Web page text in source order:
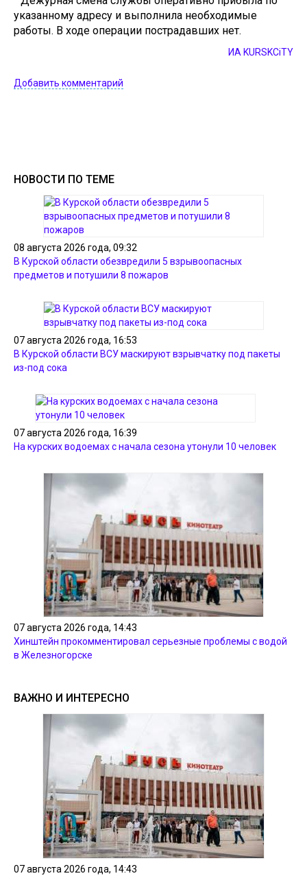
указанному адресу и выполнила необходимые
работы. В ходе операции пострадавших нет.
ИА KURSKCiTY
Добавить комментарий
НОВОСТИ ПО ТЕМЕ
08 августа 2026 года, 09:32
В Курской области обезвредили 5 взрывоопасных
предметов и потушили 8 пожаров
07 августа 2026 года, 16:53
В Курской области ВСУ маскируют взрывчатку под пакеты
из-под сока
07 августа 2026 года, 16:39
На курских водоемах с начала сезона утонули 10 человек
07 августа 2026 года, 14:43
Хинштейн прокомментировал серьезные проблемы с водой
в Железногорске
ВАЖНО И ИНТЕРЕСНО
07 августа 2026 года, 14:43